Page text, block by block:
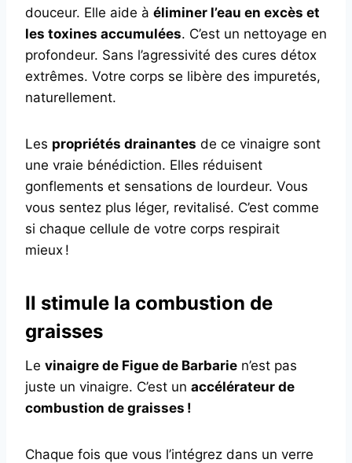
douceur. Elle aide à éliminer l’eau en excès et
les toxines accumulées. C’est un nettoyage en
profondeur. Sans l’agressivité des cures détox
extrêmes. Votre corps se libère des impuretés,
naturellement.
Les propriétés drainantes de ce vinaigre sont
une vraie bénédiction. Elles réduisent
gonflements et sensations de lourdeur. Vous
vous sentez plus léger, revitalisé. C’est comme
si chaque cellule de votre corps respirait
mieux !
Il stimule la combustion de
graisses
Le vinaigre de Figue de Barbarie n’est pas
juste un vinaigre. C’est un accélérateur de
combustion de graisses !
Chaque fois que vous l’intégrez dans un verre